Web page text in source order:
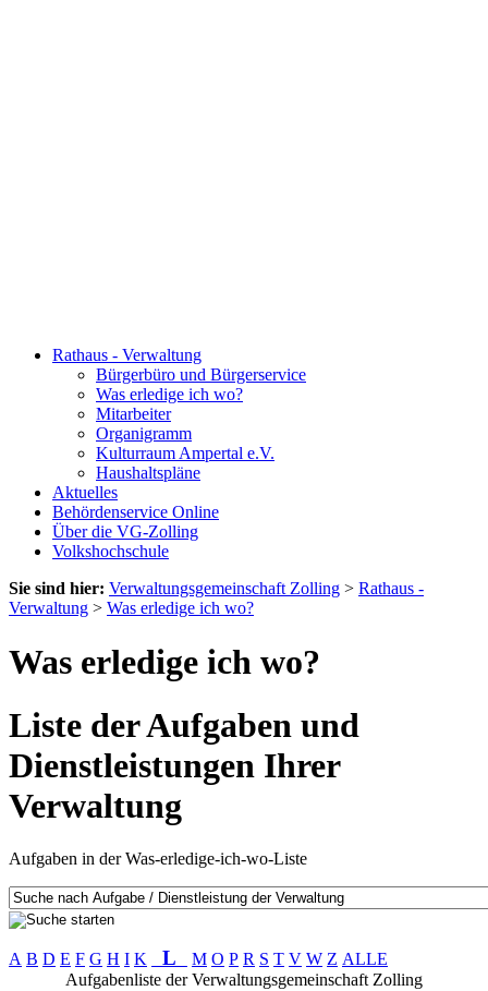
Rathaus - Verwaltung
Bürgerbüro und Bürgerservice
Was erledige ich wo?
Mitarbeiter
Organigramm
Kulturraum Ampertal e.V.
Haushaltspläne
Aktuelles
Behördenservice Online
Über die VG-Zolling
Volkshochschule
Sie sind hier: Verwaltungsgemeinschaft Zolling > Rathaus -
Verwaltung > Was erledige ich wo?
Was erledige ich wo?
Liste der Aufgaben und
Dienstleistungen Ihrer
Verwaltung
Aufgaben in der Was-erledige-ich-wo-Liste
A B D E F G H I K L M O P R S T V W Z ALLE
Aufgabenliste der Verwaltungsgemeinschaft Zolling